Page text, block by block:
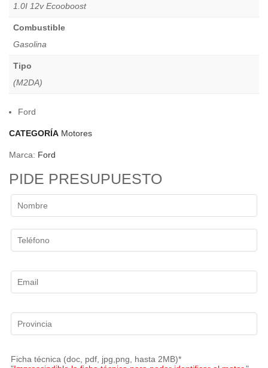
1.0I 12v Ecooboost
Combustible
Gasolina
Tipo
(M2DA)
Ford
CATEGORÍA Motores
Marca: Ford
PIDE PRESUPUESTO
Ficha técnica (doc, pdf, jpg,png, hasta 2MB)*